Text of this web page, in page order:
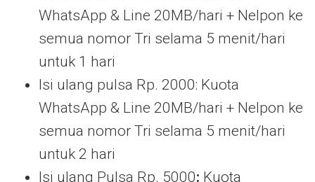
WhatsApp & Line 20MB/hari + Nelpon ke
semua nomor Tri selama 5 menit/hari
untuk 1 hari
Isi ulang pulsa Rp. 2000: Kuota
WhatsApp & Line 20MB/hari + Nelpon ke
semua nomor Tri selama 5 menit/hari
untuk 2 hari
Isi ulang Pulsa Rp. 5000: Kuota